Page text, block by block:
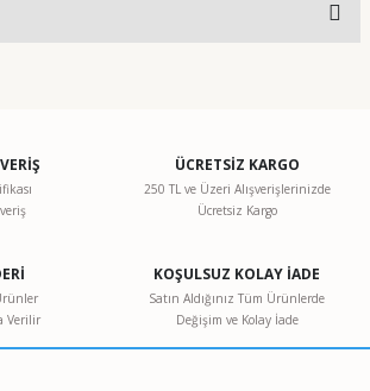
için teşekkür ederiz.
bozuk veya görüntülenemiyor.
hatalar bulunuyor.
sitelerden daha pahalı.
ÜCRETSİZ KARGO
250 TL ve Üzeri Alışverişlerinizde
Ücretsiz Kargo
Verilir
KOŞULSUZ KOLAY İADE
Satın Aldığınız Tüm Ürünlerde
Değişim ve Kolay İade